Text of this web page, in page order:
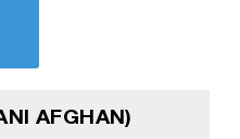
AFGHAN)